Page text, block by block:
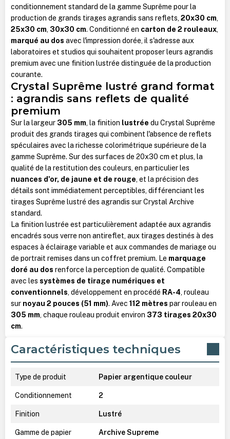
conditionnement standard de la gamme Suprême pour la
production de grands tirages agrandis sans reflets, 20x30 cm,
25x30 cm, 30x30 cm. Conditionné en carton de 2 rouleaux,
marqué au dos avec l'impression dorée, il s'adresse aux
laboratoires et studios qui souhaitent proposer leurs agrandis
premium avec une finition lustrée distinguée de la production
courante.
Crystal Suprême lustré grand format
: agrandis sans reflets de qualité
premium
Sur la largeur 305 mm, la finition lustrée du Crystal Suprême
produit des grands tirages qui combinent l'absence de reflets
spéculaires avec la richesse colorimétrique supérieure de la
gamme Suprême. Sur des surfaces de 20x30 cm et plus, la
qualité de la restitution des couleurs, en particulier les
nuances d'or, de jaune et de rouge, et la précision des
détails sont immédiatement perceptibles, différenciant les
tirages Suprême lustré des agrandis sur Crystal Archive
standard.
La finition lustrée est particulièrement adaptée aux agrandis
encadrés sous verre non antireflet, aux tirages destinés à des
espaces à éclairage variable et aux commandes de mariage ou
de portrait remises dans un coffret premium. Le marquage
doré au dos renforce la perception de qualité. Compatible
avec les systèmes de tirage numériques et
conventionnels, développement en procédé RA-4, rouleau
sur noyau 2 pouces (51 mm). Avec 112 mètres par rouleau en
305 mm, chaque rouleau produit environ 373 tirages 20x30
cm.
Caractéristiques techniques
Type de produit Papier argentique couleur
Conditionnement 2
Finition Lustré
Gamme de papier Archive Supreme